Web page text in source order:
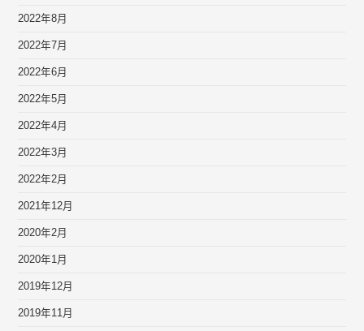
2022年8月
2022年7月
2022年6月
2022年5月
2022年4月
2022年3月
2022年2月
2021年12月
2020年2月
2020年1月
2019年12月
2019年11月